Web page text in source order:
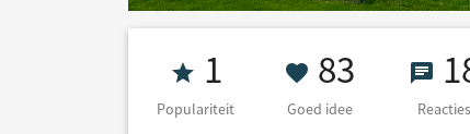
Populariteit 1
1
Populariteit
83 Goed
83
Goed idee
18
Reacties